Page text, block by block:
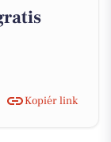
Kopiér link